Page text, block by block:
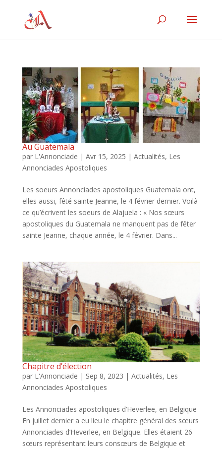
Au Guatemala
par L'Annonciade | Avr 15, 2025 | Actualités, Les
Annonciades Apostoliques
Les soeurs Annonciades apostoliques Guatemala ont,
elles aussi, fêté sainte Jeanne, le 4 février dernier. Voilà
ce qu’écrivent les soeurs de Alajuela : « Nos sœurs
apostoliques du Guatemala ne manquent pas de fêter
sainte Jeanne, chaque année, le 4 février. Dans...
Chapitre d’élection
par L'Annonciade | Sep 8, 2023 | Actualités, Les
Annonciades Apostoliques
Les Annonciades apostoliques d’Heverlee, en Belgique
En juillet dernier a eu lieu le chapitre général des sœurs
Annonciades d’Heverlee, en Belgique. Elles étaient 26
sœurs représentant leurs consœurs de Belgique et